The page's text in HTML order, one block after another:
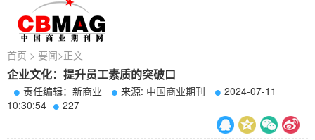
首页 > 要闻>正文
企业文化：提升员工素质的突破口
责任编辑：新商业 来源: 中国商业期刊
2024-07-11
10:30:54
227